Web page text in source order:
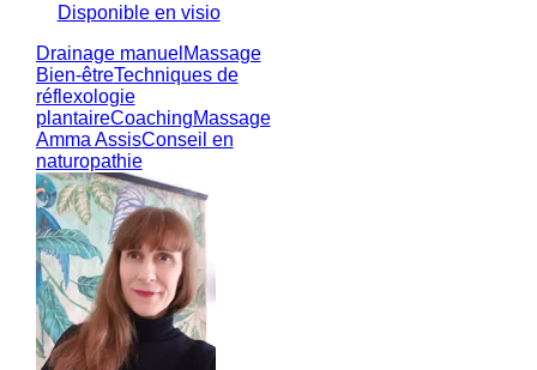
Disponible en visio
Drainage manuel Massage
Bien-êtreTechniques de
réflexologie
plantaireCoachingMassage
Amma AssisConseil en
naturopathie